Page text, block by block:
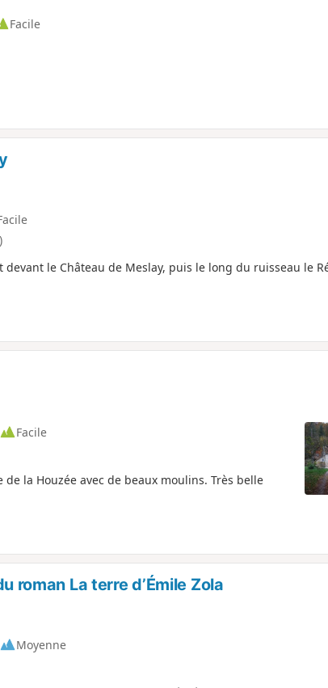
Facile
le Château de Meslay, puis le long du ruisseau le
Facile
la Houzée avec de beaux moulins. Très belle
roman La terre d’Émile Zola
Moyenne